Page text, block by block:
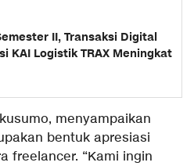
II, Transaksi Digital
KAI Logistik TRAX Meningkat
menyampaikan
bentuk apresiasi
freelancer. “Kami ingin